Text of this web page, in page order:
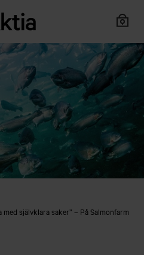
självklara saker” – På Salmonfarm